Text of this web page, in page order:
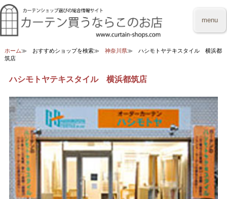
menu
ホーム おすすめショップを検索 神奈川県
ハシモトヤテキスタイル 横浜都
筑店
ハシモトヤテキスタイル 横浜都筑店